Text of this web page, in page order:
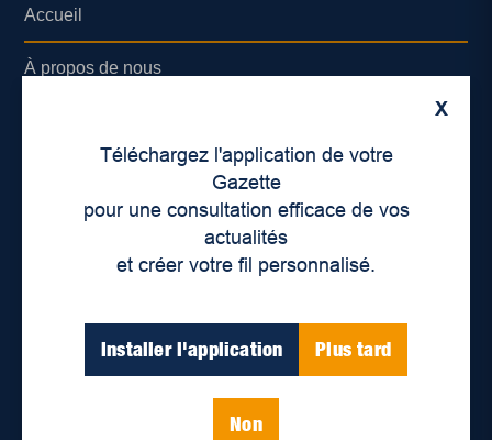
X
Téléchargez l'application de votre
Gazette
pour une consultation efficace de vos
actualités
et créer votre fil personnalisé.
Installer l'application Plus tard
Non
Accueil
À propos de nous
Lieux de distribution